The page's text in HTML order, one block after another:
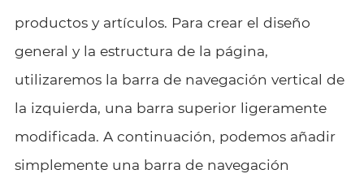
productos y artículos. Para crear el diseño
general y la estructura de la página,
utilizaremos la barra de navegación vertical de
la izquierda, una barra superior ligeramente
modificada. A continuación, podemos añadir
simplemente una barra de navegación